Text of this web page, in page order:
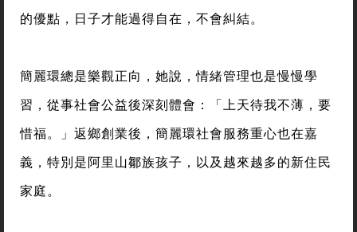
的優點，日子才能過得自在，不會糾結。
簡麗環總是樂觀正向，她說，情緒管理也是慢慢學
習，從事社會公益後深刻體會：「上天待我不薄，要
惜福。」返鄉創業後，簡麗環社會服務重心也在嘉
義，特別是阿里山鄒族孩子，以及越來越多的新住民
家庭。